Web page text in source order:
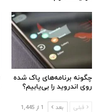
چگونه برنامه‌های پاک شده
روی اندروید را بی‌یابیم؟
قبلی بعد 1 از 1,445